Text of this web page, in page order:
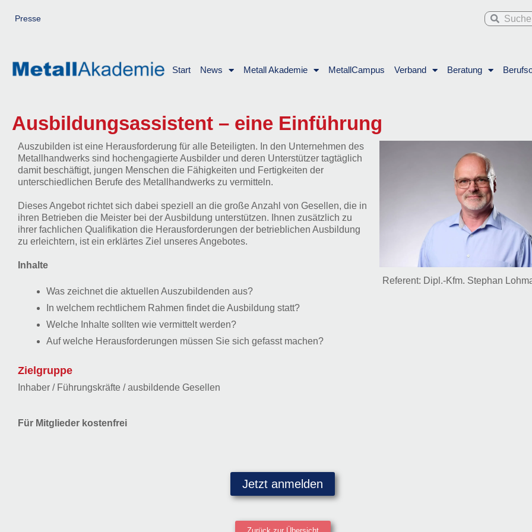
InhaltPresse SucheSuche
Start News Metall Akademie MetallCampus Verband Beratung
Ausbildungsassistent – eine Einführung
Auszubilden ist eine Herausforderung für alle Beteiligten. In den Unternehmen des
Metallhandwerks sind hochengagierte Ausbilder und deren Unterstützer tagtäglich
damit beschäftigt, jungen Menschen die Fähigkeiten und Fertigkeiten der
unterschiedlichen Berufe des Metallhandwerks zu vermitteln.
Dieses Angebot richtet sich dabei speziell an die große Anzahl von Gesellen, die in
ihren Betrieben die Meister bei der Ausbildung unterstützen. Ihnen zusätzlich zu
ihrer fachlichen Qualifikation die Herausforderungen der betrieblichen Ausbildung
zu erleichtern, ist ein erklärtes Ziel unseres Angebotes.
Inhalte
Was zeichnet die aktuellen Auszubildenden aus?
In welchem rechtlichem Rahmen findet die Ausbildung statt?
Welche Inhalte sollten wie vermittelt werden?
Auf welche Herausforderungen müssen Sie sich gefasst machen?
Zielgruppe
Inhaber / Führungskräfte / ausbildende Gesellen
Für Mitglieder kostenfrei
Referent: Dipl.-Kfm. Stephan
Jetzt anmelden